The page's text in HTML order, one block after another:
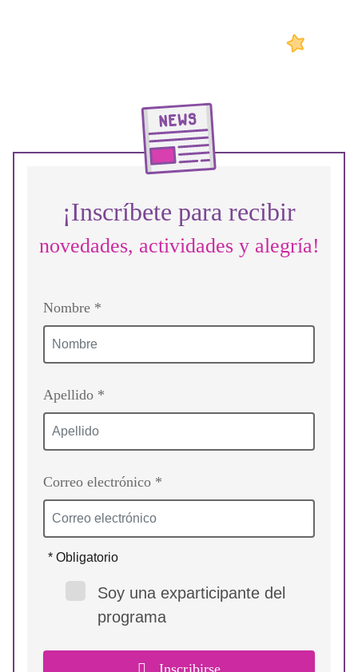
¡Inscríbete para recibir
novedades, actividades y alegría!
Nombre *
Apellido *
Correo electrónico *
Inscribirse
* Obligatorio
Soy una exparticipante del
programa